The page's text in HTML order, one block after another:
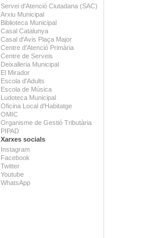
Servei d'Atenció Ciutadana (SAC)
Arxiu Municipal
Biblioteca Municipal
Casal Catalunya
Casal d'Avis Plaça Major
Centre d'Atenció Primària
Centre de Serveis
Deixalleria Municipal
El Mirador
Escola d'Adults
Escola de Música
Ludoteca Municipal
Oficina Local d'Habitatge
OMIC
Organisme de Gestió Tributària
PIPAD
Xarxes socials
Instagram
Facebook
Twitter
Youtube
WhatsApp